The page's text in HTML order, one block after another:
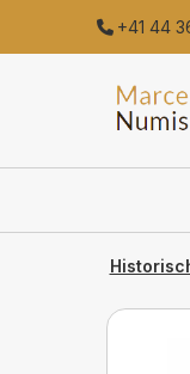
+41 44